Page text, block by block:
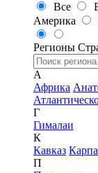
Все
Америка
Регионы
А
Африка
Г
Гималаи
К
Кавказ
П